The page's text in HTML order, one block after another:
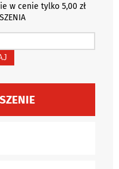
w cenie tylko 5,00 zł